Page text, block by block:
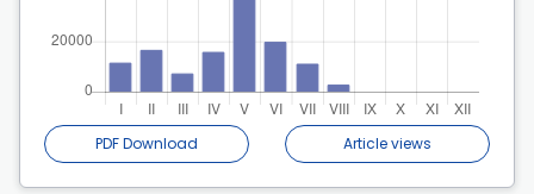
PDF Download Article views